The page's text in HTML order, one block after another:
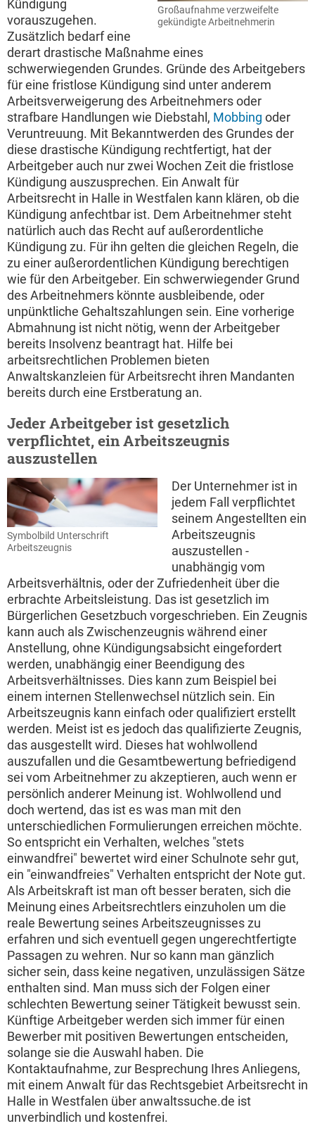
Großaufnahme verzweifelte
gekündigte Arbeitnehmerin
Kündigung
vorauszugehen.
Zusätzlich bedarf eine
derart drastische Maßnahme eines
schwerwiegenden Grundes. Gründe des Arbeitgebers
für eine fristlose Kündigung sind unter anderem
Arbeitsverweigerung des Arbeitnehmers oder
strafbare Handlungen wie Diebstahl, Mobbing oder
Veruntreuung. Mit Bekanntwerden des Grundes der
diese drastische Kündigung rechtfertigt, hat der
Arbeitgeber auch nur zwei Wochen Zeit die fristlose
Kündigung auszusprechen. Ein Anwalt für
Arbeitsrecht in Halle in Westfalen kann klären, ob die
Kündigung anfechtbar ist. Dem Arbeitnehmer steht
natürlich auch das Recht auf außerordentliche
Kündigung zu. Für ihn gelten die gleichen Regeln, die
zu einer außerordentlichen Kündigung berechtigen
wie für den Arbeitgeber. Ein schwerwiegender Grund
des Arbeitnehmers könnte ausbleibende, oder
unpünktliche Gehaltszahlungen sein. Eine vorherige
Abmahnung ist nicht nötig, wenn der Arbeitgeber
bereits Insolvenz beantragt hat. Hilfe bei
arbeitsrechtlichen Problemen bieten
Anwaltskanzleien für Arbeitsrecht ihren Mandanten
bereits durch eine Erstberatung an.
Jeder Arbeitgeber ist gesetzlich
verpflichtet, ein Arbeitszeugnis
auszustellen
Symbolbild Unterschrift
Arbeitszeugnis
Der Unternehmer ist in
jedem Fall verpflichtet
seinem Angestellten ein
Arbeitszeugnis
auszustellen -
unabhängig vom
Arbeitsverhältnis, oder der Zufriedenheit über die
erbrachte Arbeitsleistung. Das ist gesetzlich im
Bürgerlichen Gesetzbuch vorgeschrieben. Ein Zeugnis
kann auch als Zwischenzeugnis während einer
Anstellung, ohne Kündigungsabsicht eingefordert
werden, unabhängig einer Beendigung des
Arbeitsverhältnisses. Dies kann zum Beispiel bei
einem internen Stellenwechsel nützlich sein. Ein
Arbeitszeugnis kann einfach oder qualifiziert erstellt
werden. Meist ist es jedoch das qualifizierte Zeugnis,
das ausgestellt wird. Dieses hat wohlwollend
auszufallen und die Gesamtbewertung befriedigend
sei vom Arbeitnehmer zu akzeptieren, auch wenn er
persönlich anderer Meinung ist. Wohlwollend und
doch wertend, das ist es was man mit den
unterschiedlichen Formulierungen erreichen möchte.
So entspricht ein Verhalten, welches "stets
einwandfrei" bewertet wird einer Schulnote sehr gut,
ein "einwandfreies" Verhalten entspricht der Note gut.
Als Arbeitskraft ist man oft besser beraten, sich die
Meinung eines Arbeitsrechtlers einzuholen um die
reale Bewertung seines Arbeitszeugnisses zu
erfahren und sich eventuell gegen ungerechtfertigte
Passagen zu wehren. Nur so kann man gänzlich
sicher sein, dass keine negativen, unzulässigen Sätze
enthalten sind. Man muss sich der Folgen einer
schlechten Bewertung seiner Tätigkeit bewusst sein.
Künftige Arbeitgeber werden sich immer für einen
Bewerber mit positiven Bewertungen entscheiden,
solange sie die Auswahl haben. Die
Kontaktaufnahme, zur Besprechung Ihres Anliegens,
mit einem Anwalt für das Rechtsgebiet Arbeitsrecht in
Halle in Westfalen über anwaltssuche.de ist
unverbindlich und kostenfrei.